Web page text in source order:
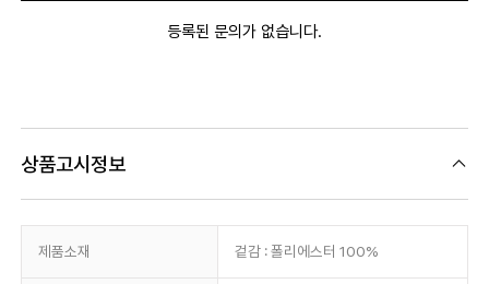
등록된 문의가 없습니다.
상품고시정보
제품소재 겉감 : 폴리에스터 100%